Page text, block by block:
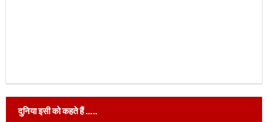
दुनिया इसी को कहते हैं …..